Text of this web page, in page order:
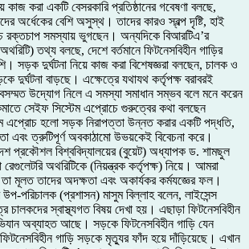
কাজ করা একটি বেসরকারি প্রতিষ্ঠানের গবেষণা বলছে,
অর্ধেকের বেশি অসুস্থ। তাদের কারও স্বল্প দৃষ্টি, হাই
রক্তচাপ সমস্যায় ভুগছেন। অন্যদিকে বিআরটিএ’র
অথরিটি) তথ্য বলছে, দেশে বর্তমানে ফিটনেসবিহীন গাড়ির
সড়ক দুর্ঘটনা নিয়ে কাজ করা বিশেষজ্ঞরা বলছেন, চালক ও
দুর্ঘটনা বাড়ছে। এক্ষেত্রে যথাযথ কর্তৃপক্ষ বরাবরই
উদ্যোগ নিলে এ সমস্যা সমাধান সম্ভব বলে মনে করেন
সেইফ সিস্টেম এপ্রোচে গুরুত্বের কথা বলছেন
এপ্রোচ হলো সড়ক নিরাপত্তা উন্নত করার একটি পদ্ধতি,
এবং ত্রুটিপূর্ণ অবকাঠামো উভয়কেই বিবেচনা করে।
প্রকৌশল বিশ্ববিদ্যালয়ের (বুয়েট) অধ্যাপক ড. শামছুল
অথরিটিকে (নিয়ন্ত্রক কর্তৃপক্ষ) নিয়ে। আমরা
মূলত তাদের অদক্ষতা এবং অকার্যকর কর্মযজ্ঞের ফল।
পরিচালক (প্রশাসন) মাসুম বিল্লাহ বলেন, লাইসেন্স
চালকদের স্বাস্থ্যগত বিষয় দেখা হয়। এছাড়া ফিটনেসবিহীন
অব্যাহত আছে। সড়কে ফিটনেসবিহীন গাড়ি যেন
গাড়ি সড়কে মৃত্যুর ফাঁদ হয়ে দাঁড়িয়েছে। এখান